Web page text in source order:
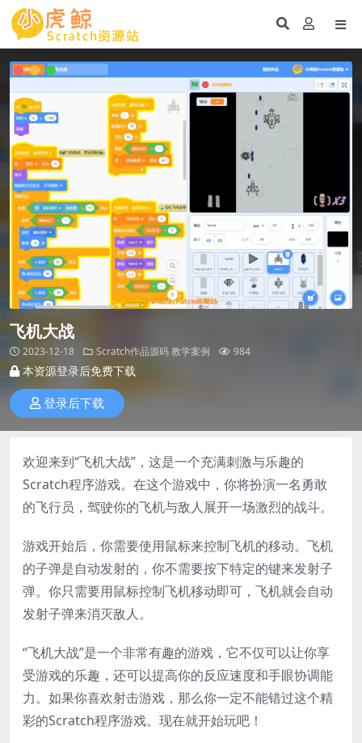
飞机大战
2023-12-18 Scratch作品源码教学案例 984
本资源登录后免费下载
登录后下载
欢迎来到“飞机大战”，这是一个充满刺激与乐趣的
Scratch程序游戏。在这个游戏中，你将扮演一名勇敢
的飞行员，驾驶你的飞机与敌人展开一场激烈的战斗。
游戏开始后，你需要使用鼠标来控制飞机的移动。飞机
的子弹是自动发射的，你不需要按下特定的键来发射子
弹。你只需要用鼠标控制飞机移动即可，飞机就会自动
发射子弹来消灭敌人。
“飞机大战”是一个非常有趣的游戏，它不仅可以让你享
受游戏的乐趣，还可以提高你的反应速度和手眼协调能
力。如果你喜欢射击游戏，那么你一定不能错过这个精
彩的Scratch程序游戏。现在就开始玩吧！